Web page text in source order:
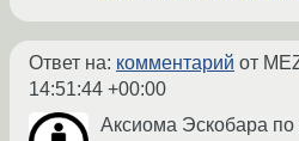
Ответ на: комментарий от
14:51:44 +00:00
Аксиома Эскобара